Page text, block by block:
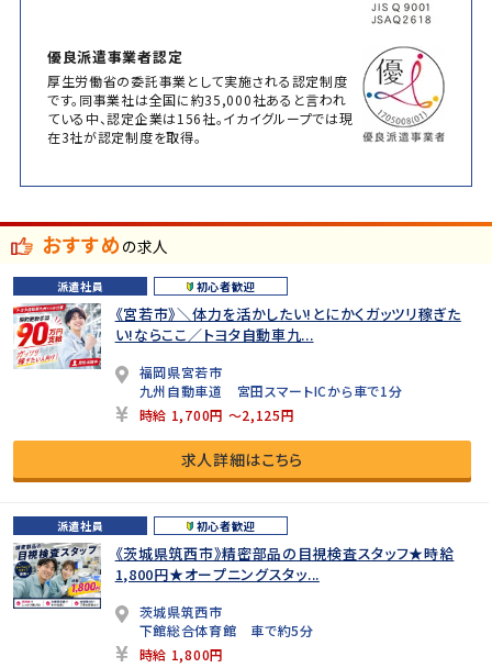
優良派遣事業者認定
厚生労働省の委託事業として実施される認定制度
です。同事業社は全国に約35,000社あると言われ
ている中、認定企業は156社。イカイグループでは現
在3社が認定制度を取得。
おすすめの求人
派遣社員 初心者歓迎
《宮若市》＼体力を活かしたい!とにかくガッツリ稼ぎた
い!ならここ／トヨタ自動車九...
福岡県宮若市
九州自動車道 宮田スマートICから車で1分
時給 1,700円 ～2,125円
求人詳細はこちら
派遣社員 初心者歓迎
《茨城県筑西市》精密部品の目視検査スタッフ★時給
1,800円★オープニングスタッ...
茨城県筑西市
下館総合体育館 車で約5分
時給 1,800円